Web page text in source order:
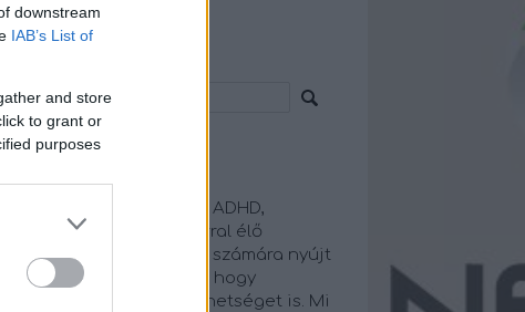
downstream
IAB’s List of
and store
to grant or
purposes
Neuroharmónia
Központunk elsősorban
magatartásproblémával, ADHD,
Autizmus spektrumzavarral élő
gyermekek és családjaik számára nyújt
komplex segítséget, úgy, hogy
fókuszba helyezzük a tehetséget is. Mi